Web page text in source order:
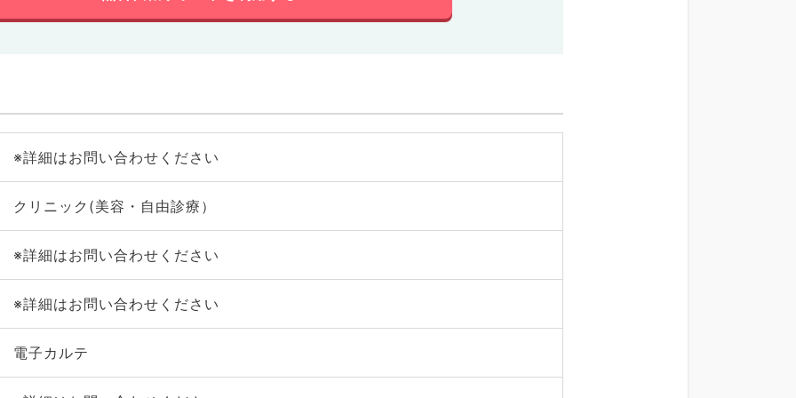
※詳細はお問い合わせください
クリニック(美容・自由診療）
※詳細はお問い合わせください
※詳細はお問い合わせください
電子カルテ